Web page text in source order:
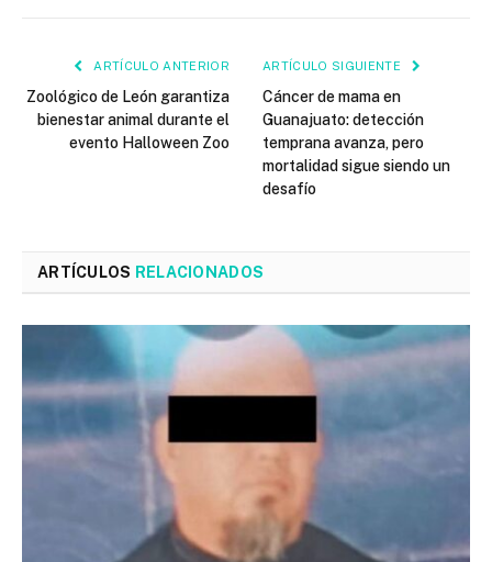
ARTÍCULO ANTERIOR
Zoológico de León garantiza
bienestar animal durante el
evento Halloween Zoo
ARTÍCULO SIGUIENTE
Cáncer de mama en
Guanajuato: detección
temprana avanza, pero
mortalidad sigue siendo un
desafío
ARTÍCULOS RELACIONADOS